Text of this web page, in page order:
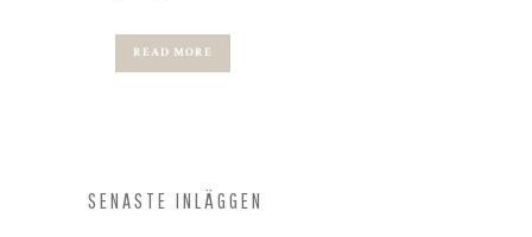
READ MORE
SENASTE INLÄGGEN